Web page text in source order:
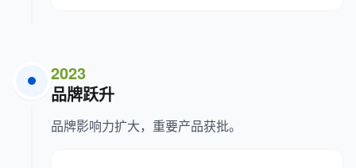
2023
品牌跃升
品牌影响力扩大，重要产品获批。